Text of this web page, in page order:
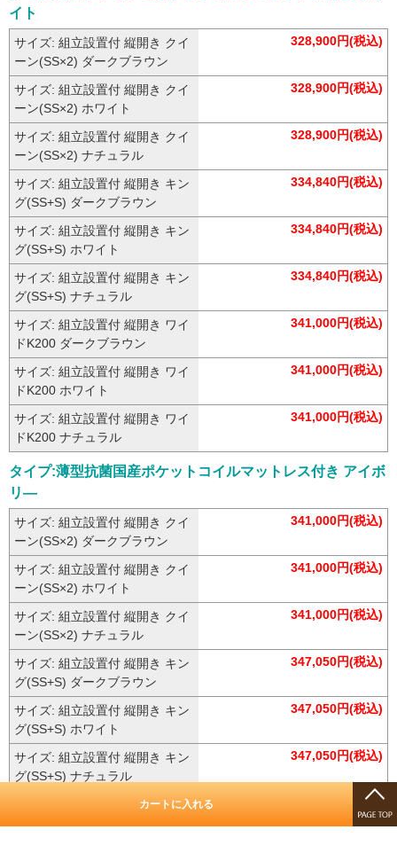
イト
サイズ: 組立設置付 縦開き クイ
ーン(SS×2) ダークブラウン
328,900円(税込)
サイズ: 組立設置付 縦開き クイ
ーン(SS×2) ホワイト
328,900円(税込)
サイズ: 組立設置付 縦開き クイ
ーン(SS×2) ナチュラル
328,900円(税込)
サイズ: 組立設置付 縦開き キン
グ(SS+S) ダークブラウン
334,840円(税込)
サイズ: 組立設置付 縦開き キン
グ(SS+S) ホワイト
334,840円(税込)
サイズ: 組立設置付 縦開き キン
グ(SS+S) ナチュラル
334,840円(税込)
サイズ: 組立設置付 縦開き ワイ
ドK200 ダークブラウン
341,000円(税込)
サイズ: 組立設置付 縦開き ワイ
ドK200 ホワイト
341,000円(税込)
サイズ: 組立設置付 縦開き ワイ
ドK200 ナチュラル
341,000円(税込)
タイプ:薄型抗菌国産ポケットコイルマットレス付き アイボ
リ―
サイズ: 組立設置付 縦開き クイ
ーン(SS×2) ダークブラウン
341,000円(税込)
サイズ: 組立設置付 縦開き クイ
ーン(SS×2) ホワイト
341,000円(税込)
サイズ: 組立設置付 縦開き クイ
ーン(SS×2) ナチュラル
341,000円(税込)
サイズ: 組立設置付 縦開き キン
グ(SS+S) ダークブラウン
347,050円(税込)
サイズ: 組立設置付 縦開き キン
グ(SS+S) ホワイト
347,050円(税込)
サイズ: 組立設置付 縦開き キン
グ(SS+S) ナチュラル
347,050円(税込)
サイズ: 組立設置付 縦開き ワイ
353,210円(税込)
カートに入れる